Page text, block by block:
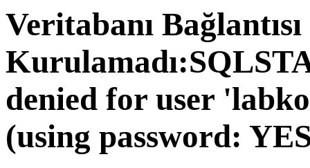
Veritabanı Bağlantısı
denied for user
(using password: